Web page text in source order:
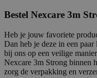
Bestel Nexcare 3m
Heb je jouw favoriete
Dan heb je deze in een
bij ons op een veilige
Nexcare 3m Strong binnen
zorg de verpakking en